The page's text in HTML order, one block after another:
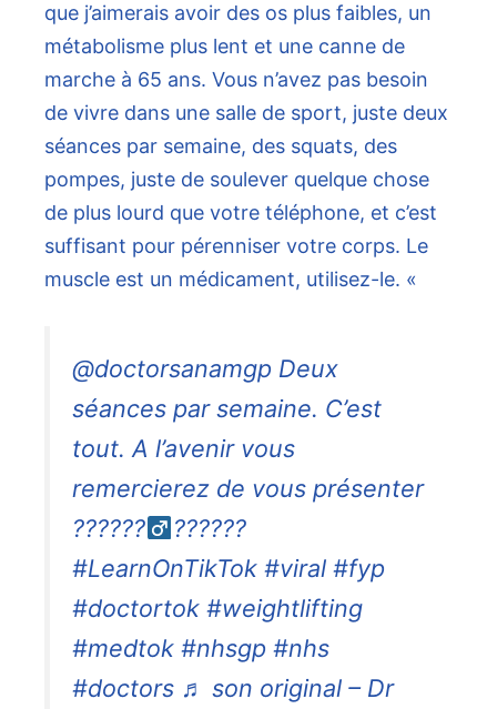
que j’aimerais avoir des os plus faibles, un
métabolisme plus lent et une canne de
marche à 65 ans. Vous n’avez pas besoin
de vivre dans une salle de sport, juste deux
séances par semaine, des squats, des
pompes, juste de soulever quelque chose
de plus lourd que votre téléphone, et c’est
suffisant pour pérenniser votre corps. Le
muscle est un médicament, utilisez-le. «
@doctorsanamgp Deux
séances par semaine. C’est
tout. A l’avenir vous
remercierez de vous présenter
??????
??????
#LearnOnTikTok #viral #fyp
#doctortok #weightlifting
#medtok #nhsgp #nhs
#doctors ♬ son original – Dr